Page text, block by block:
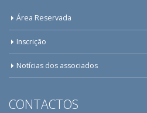
Área Reservada
Inscrição
Notícias dos associados
CONTACTOS